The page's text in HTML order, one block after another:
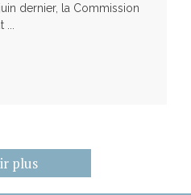
dernier, la Commission
plus